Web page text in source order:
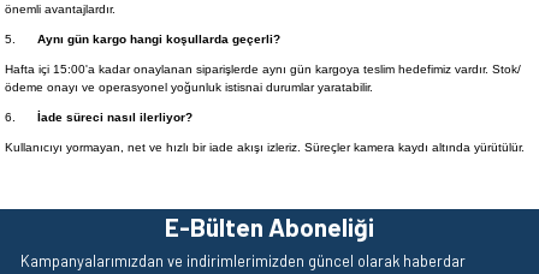
önemli avantajlardır.
5. Aynı gün kargo hangi koşullarda geçerli?
Hafta içi 15:00'a kadar onaylanan siparişlerde aynı gün kargoya teslim hedefimiz vardır. Stok/
ödeme onayı ve operasyonel yoğunluk istisnai durumlar yaratabilir.
6. İade süreci nasıl ilerliyor?
Kullanıcıyı yormayan, net ve hızlı bir iade akışı izleriz. Süreçler kamera kaydı altında yürütülür.
E-Bülten Aboneliği
Kampanyalarımızdan ve indirimlerimizden güncel olarak haberdar